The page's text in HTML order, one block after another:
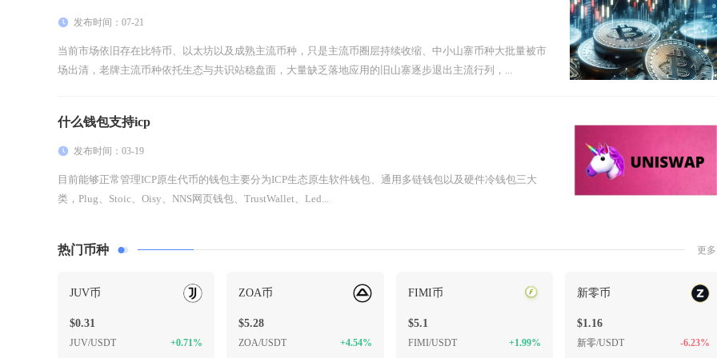
发布时间：07-21
当前市场依旧存在比特币、以太坊以及成熟主流币种，只是主流币圈层持续收缩、中小山寨币种大批量被市
场出清，老牌主流币种依托生态与共识站稳盘面，大量缺乏落地应用的旧山寨逐步退出主流行列，...
什么钱包支持icp
发布时间：03-19
目前能够正常管理ICP原生代币的钱包主要分为ICP生态原生软件钱包、通用多链钱包以及硬件冷钱包三大
类，Plug、Stoic、Oisy、NNS网页钱包、TrustWallet、Led...
热门币种 更
JUV币
$0.31
JUV/USDT +0.71%
ZOA币
$5.28
ZOA/USDT +4.54%
FIMI币
$5.1
FIMI/USDT +1.99%
新零币
$1.16
新零/USDT -6.23%